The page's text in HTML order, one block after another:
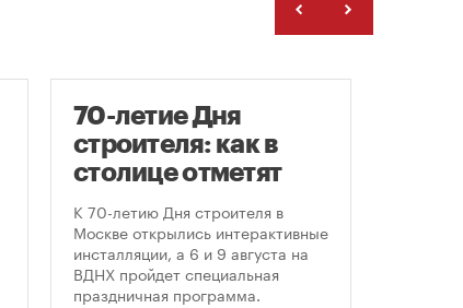
70-летие Дня
строителя: как в
столице отметят
круглую дату
профессионального
праздника
К 70-летию Дня строителя в
Москве открылись интерактивные
инсталляции, а 6 и 9 августа на
ВДНХ пройдет специальная
праздничная программа.